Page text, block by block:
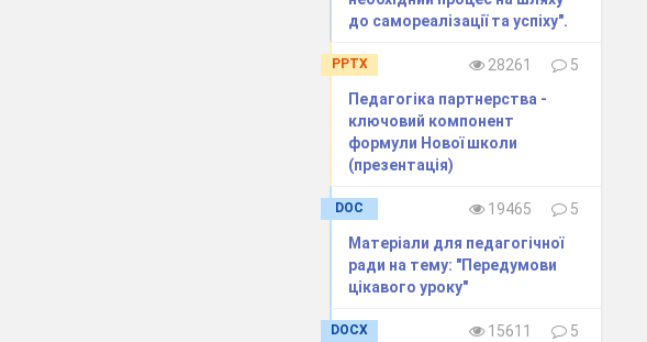
до самореалізації та успіху".
PPTX 28261
5
Педагогіка партнерства -
ключовий компонент
формули Нової школи
(презентація)
DOC 19465
5
Матеріали для педагогічної
ради на тему: "Передумови
цікавого уроку"
DOCX 15611
5